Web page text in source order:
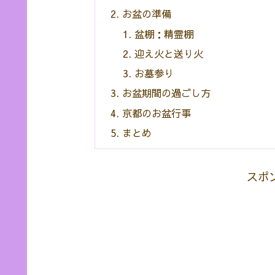
お盆の準備
盆棚：精霊棚
迎え火と送り火
お墓参り
お盆期間の過ごし方
京都のお盆行事
まとめ
スポ